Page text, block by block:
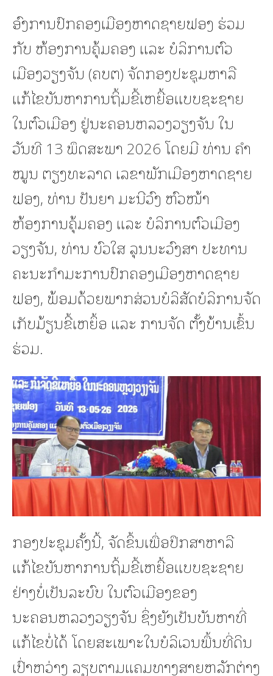
ອົງການປົກຄອງເມືອງຫາດຊາຍຟອງ ຮ່ວມ
ກັບ ຫ້ອງການຄຸ້ມຄອງ ແລະ ບໍລິການຕົວ
ເມືອງວຽງຈັນ (ຄບຕ) ຈັດກອງປະຊຸມຫາລື
ແກ້ໄຂບັນຫາການຖິ້ມຂີ້ເຫຍື້ອແບບຊະຊາຍ
ໃນຕົວເມືອງ ຢູ່ນະຄອນຫລວງວຽງຈັນ ໃນ
ວັນທີ 13 ພຶດສະພາ 2026 ໂດຍມີ ທ່ານ ຄໍາ
ໝູນ ຕຽງທະລາດ ເລຂາພັກເມືອງຫາດຊາຍ
ຟອງ, ທ່ານ ປັນຍາ ມະນີວົງ ຫົວໜ້າ
ຫ້ອງການຄຸ້ມຄອງ ແລະ ບໍລິການຕົວເມືອງ
ວຽງຈັນ, ທ່ານ ບົວໃສ ລຸນນະວົງສາ ປະທານ
ຄະນະກໍາມະການປົກຄອງເມືອງຫາດຊາຍ
ຟອງ, ພ້ອມດ້ວຍພາກສ່ວນບໍລິສັດບໍລິການຈັດ
ເກັບມ້ຽນຂີ້ເຫຍຶ້ອ ແລະ ການຈັດ ຕັ້ງບ້ານເຂົ້ນ
ຮ່ວມ.
ກອງປະຊຸມຄັ້ງນີ້, ຈັດຂຶ້ນເພື່ອປຶກສາຫາລື
ແກ້ໄຂບັນຫາການຖິ້ມຂີ້ເຫຍື້ອແບບຊະຊາຍ
ຢ່າງບໍ່ເປັນລະບົບ ໃນຕົວເມືອງຂອງ
ນະຄອນຫລວງວຽງຈັນ ຊຶ່ງຍັງເປັນບັນຫາທີ່
ແກ້ໄຂບໍ່ໄດ້ ໂດຍສະເພາະໃນບໍລິເວນພື້ນທີ່ດິນ
ເປົ່າຫວ່າງ ລຽບຕາມແຄມທາງສາຍຫລັກຕ່າງ